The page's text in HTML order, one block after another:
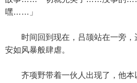
嘿……」
时间回到现在，吕颉站在一旁，
安如风暴般肆虐。
齐项野带着一伙人出现了，他本